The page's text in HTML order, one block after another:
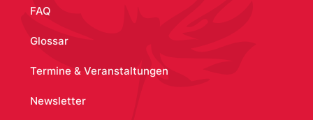
FAQ
Glossar
Termine & Veranstaltungen
Newsletter